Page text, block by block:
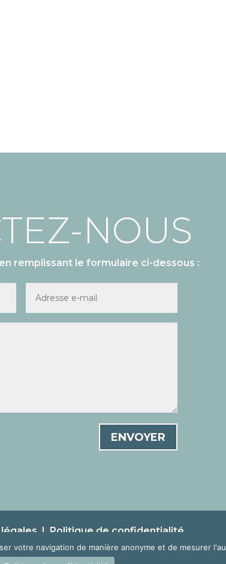
NOUS
remplissant le formulaire ci-dessous :
ENVOYER
| Politique de confidentialité
votre navigation de manière anonyme et de mesurer